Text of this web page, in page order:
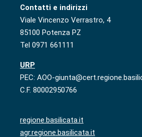
Contatti e indirizzi
Viale Vincenzo Verrastro, 4
85100 Potenza PZ
Tel 0971 661111
URP
PEC: AOO-
C.F. 80002950766
regione.basilicata.it
agr.regione.basilicata.it